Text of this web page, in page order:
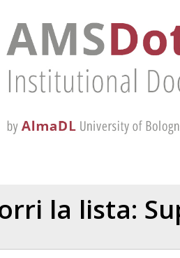
la lista: